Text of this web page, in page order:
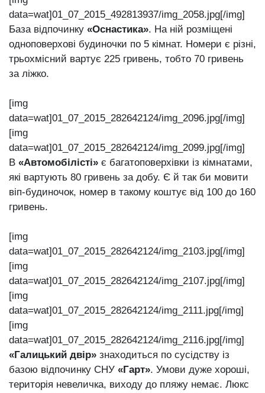
data=wat]01_07_2015_492813937/img_2058.jpg[/img]
База відпочинку «Оснастика». На ній розміщені
одноповерхові будиночки по 5 кімнат. Номери є різні,
трьохмісний вартує 225 гривень, тобто 70 гривень
за ліжко.
[img
data=wat]01_07_2015_282642124/img_2096.jpg[/img]
[img
data=wat]01_07_2015_282642124/img_2099.jpg[/img]
В «Автомобілісті» є багатоповерхівки із кімнатами,
які вартують 80 гривень за добу. Є й так би мовити
віп-будиночок, номер в такому коштує від 100 до 160
гривень.
[img
data=wat]01_07_2015_282642124/img_2103.jpg[/img]
[img
data=wat]01_07_2015_282642124/img_2107.jpg[/img]
[img
data=wat]01_07_2015_282642124/img_2111.jpg[/img]
[img
data=wat]01_07_2015_282642124/img_2116.jpg[/img]
«Галицький двір» знаходиться по сусідству із
базою відпочинку СНУ «Гарт». Умови дуже хороші,
територія невеличка, виходу до пляжу немає. Люкс